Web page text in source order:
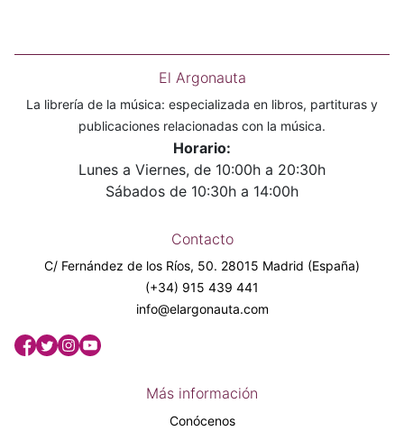
El Argonauta
La librería de la música: especializada en libros, partituras y
publicaciones relacionadas con la música.
Horario:
Lunes a Viernes, de 10:00h a 20:30h
Sábados de 10:30h a 14:00h
Contacto
C/ Fernández de los Ríos, 50. 28015 Madrid (España)
(+34) 915 439 441
info@elargonauta.com
Más información
Conócenos